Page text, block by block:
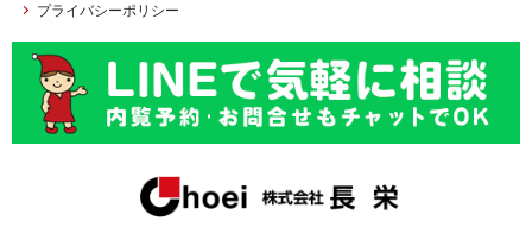
プライバシーポリシー